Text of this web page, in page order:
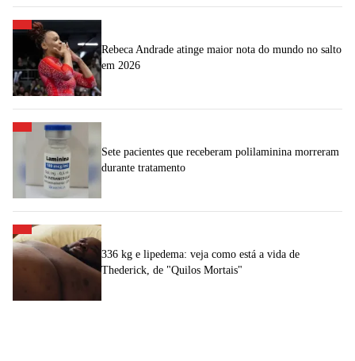
Rebeca Andrade atinge maior nota do mundo no salto
em 2026
Sete pacientes que receberam polilaminina morreram
durante tratamento
336 kg e lipedema: veja como está a vida de
Thederick, de "Quilos Mortais"